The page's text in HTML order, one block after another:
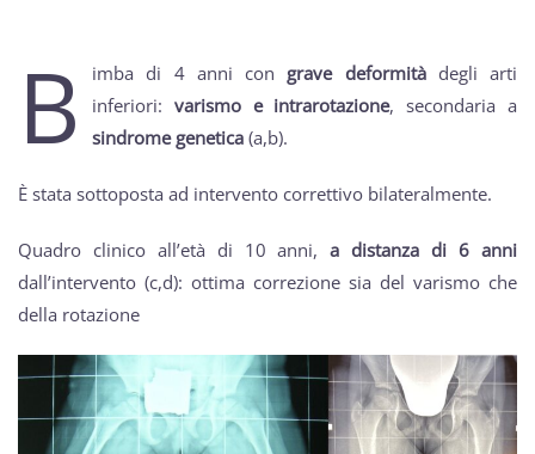
B imba di 4 anni con grave deformitàdegli arti
inferiori: varismo e intrarotazione, secondaria a
sindrome genetica (a,b).
È stata sottoposta ad intervento correttivo bilateralmente.
Quadro clinico all’età di 10 anni,a distanza di 6 anni
dall’intervento (c,d): ottima correzione sia del varismo che
della rotazione